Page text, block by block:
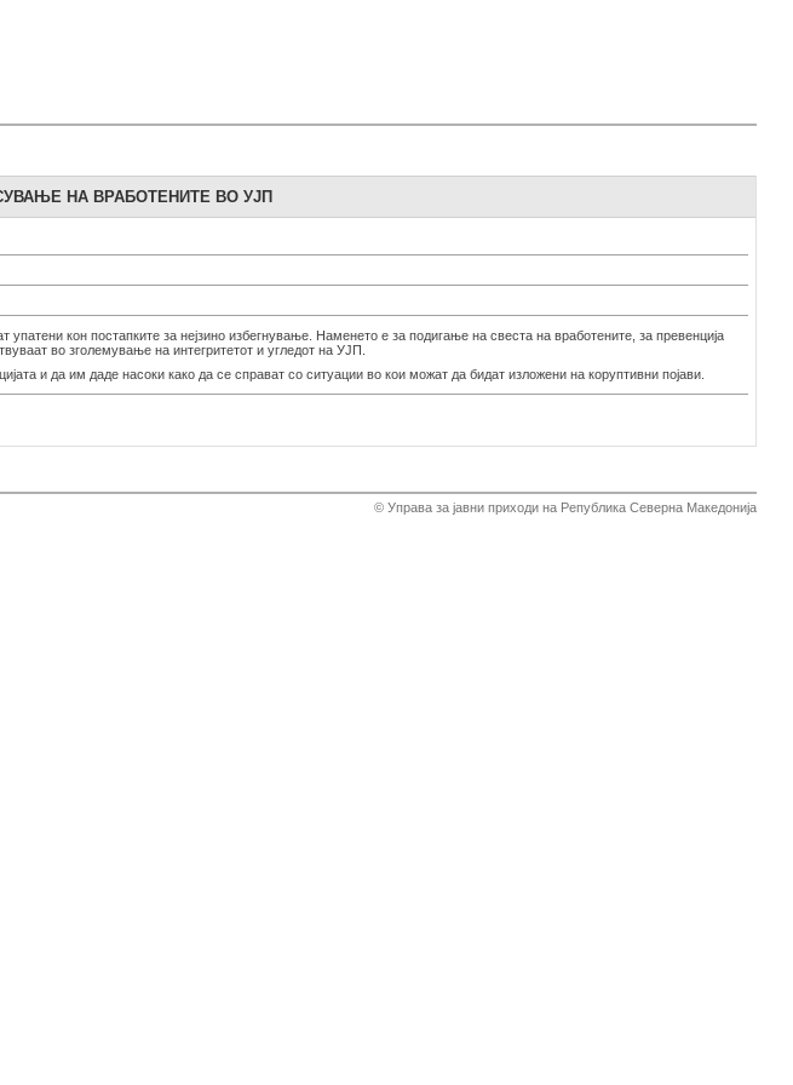
НА ВРАБОТЕНИТЕ ВО УЈП
кон постапките за нејзино избегнување. Наменето е за подигање на свеста на вработените, за превенција
во зголемување на интегритетот и угледот на УЈП.
и да им даде насоки како да се справат со ситуации во кои можат да бидат изложени на коруптивни појави.
© Управа за јавни приходи на Република Северна Македонија